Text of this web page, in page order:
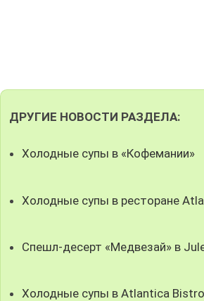
ДРУГИЕ НОВОСТИ РАЗДЕЛА:
Холодные супы в «Кофемании»
Холодные супы в ресторане
Спешл-десерт «Медвезай» в
Холодные супы в Atlantica Bistro